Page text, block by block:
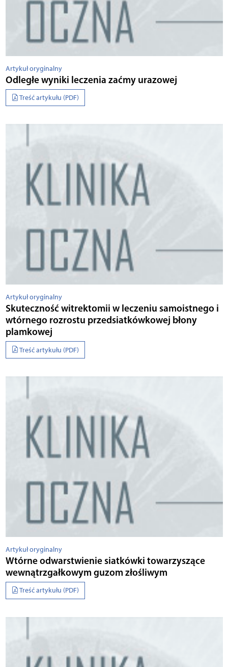
Artykuł oryginalny
Odległe wyniki leczenia zaćmy urazowej
Treść artykułu (PDF)
Artykuł oryginalny
Skuteczność witrektomii w leczeniu samoistnego i
wtórnego rozrostu przedsiatkówkowej błony
plamkowej
Treść artykułu (PDF)
Artykuł oryginalny
Wtórne odwarstwienie siatkówki towarzyszące
wewnątrzgałkowym guzom złośliwym
Treść artykułu (PDF)